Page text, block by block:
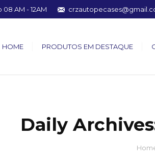
08 AM - 12AM
HOME PRODUTOS EM DESTAQUE
Daily